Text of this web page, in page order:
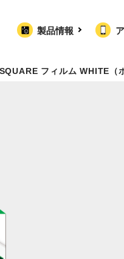
製品情報
フィルム WHITE（ホ